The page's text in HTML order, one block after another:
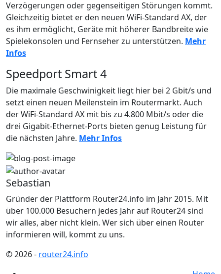
Verzögerungen oder gegenseitigen Störungen kommt.
Gleichzeitig bietet er den neuen WiFi-Standard AX, der
es ihm ermöglicht, Geräte mit höherer Bandbreite wie
Spielekonsolen und Fernseher zu unterstützen. Mehr
Infos
Speedport Smart 4
Die maximale Geschwinigkeit liegt hier bei 2 Gbit/s und
setzt einen neuen Meilenstein im Routermarkt. Auch
der WiFi-Standard AX mit bis zu 4.800 Mbit/s oder die
drei Gigabit-Ethernet-Ports bieten genug Leistung für
die nächsten Jahre. Mehr Infos
Sebastian
Gründer der Plattform Router24.info im Jahr 2015. Mit
über 100.000 Besuchern jedes Jahr auf Router24 sind
wir alles, aber nicht klein. Wer sich über einen Router
informieren will, kommt zu uns.
© 2026- router24.info